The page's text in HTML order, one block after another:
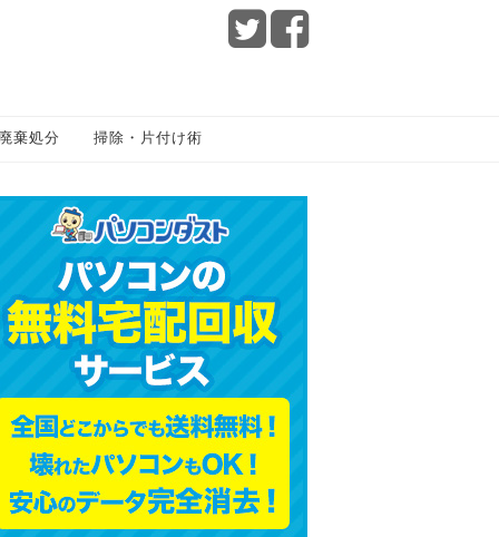
棄処分 掃除・片付け術